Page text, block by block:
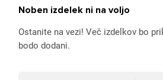
Noben izdelek ni na voljo
Ostanite na vezi! Več izdelkov bo
bodo dodani.